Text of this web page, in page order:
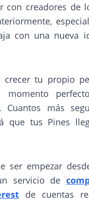
con creadores de
con una nueva
crecer tu propio
momento
Cuantos más
que tus Pines
ser empezar
servicio de
de cuentas